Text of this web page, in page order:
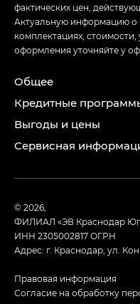
фактических цен,
Актуальную информацию о
комплектациях,
оформления уточняйте у
Общее
Кредитные
Выгоды и цены
Сервисная
© 2026,
ФИЛИАЛ «ЭВ Краснодар
ИНН 2305002817ОГРН
Адрес: г. Краснодар, ул.
Правовая информация
Согласие на обработку